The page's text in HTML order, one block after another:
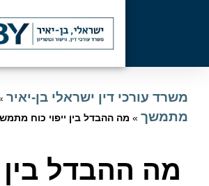
עורכי דין ישראלי בן-יאיר » ייפוי
»מה ההבדל בין ייפוי כוח מתמשך לבין
ההבדל בין